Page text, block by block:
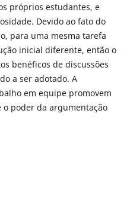
próprios estudantes, e
Devido ao fato do
para uma mesma tarefa
inicial diferente, então o
benéficos de discussões
a ser adotado. A
em equipe promovem
o poder da argumentação